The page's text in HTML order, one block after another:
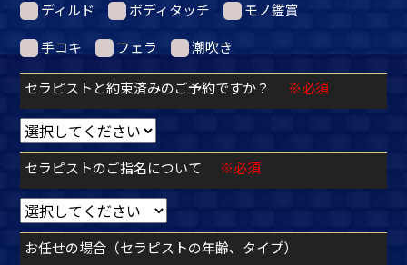
ディルド
ボディタッチ
モノ鑑賞
手コキ
フェラ 潮吹き
セラピストと約束済みのご予約ですか？ ※必須
セラピストのご指名について ※必須
お任せの場合（セラピストの年齢、タイプ）